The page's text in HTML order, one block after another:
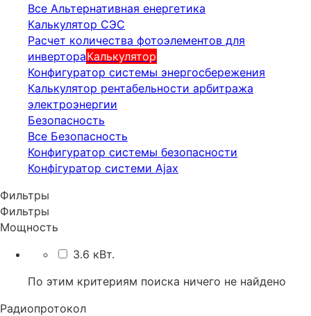
Все Альтернативная енергетика
Калькулятор СЭС
Расчет количества фотоэлементов для
инвертораКалькулятор
Конфигуратор системы энергосбережения
Калькулятор рентабельности арбитража
электроэнергии
Безопасность
Все Безопасность
Конфигуратор системы безопасности
Конфігуратор системи Ajax
Фильтры
Фильтры
Мощность
3.6 кВт.
По этим критериям поиска ничего не найдено
Радиопротокол